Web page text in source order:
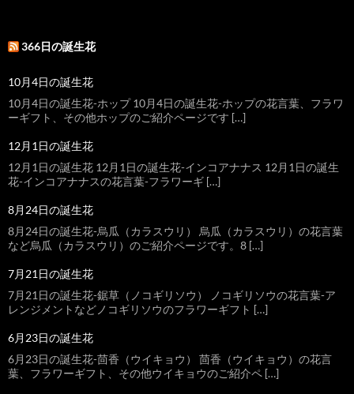
366日の誕生花
10月4日の誕生花
10月4日の誕生花-ホップ 10月4日の誕生花-ホップの花言葉、フラワ
ーギフト、その他ホップのご紹介ページです […]
12月1日の誕生花
12月1日の誕生花 12月1日の誕生花-インコアナナス 12月1日の誕生
花-インコアナナスの花言葉-フラワーギ […]
8月24日の誕生花
8月24日の誕生花-烏瓜（カラスウリ） 烏瓜（カラスウリ）の花言葉
など烏瓜（カラスウリ）のご紹介ページです。8 […]
7月21日の誕生花
7月21日の誕生花-鋸草（ノコギリソウ） ノコギリソウの花言葉-ア
レンジメントなどノコギリソウのフラワーギフト […]
6月23日の誕生花
6月23日の誕生花-茴香（ウイキョウ） 茴香（ウイキョウ）の花言
葉、フラワーギフト、その他ウイキョウのご紹介ペ […]